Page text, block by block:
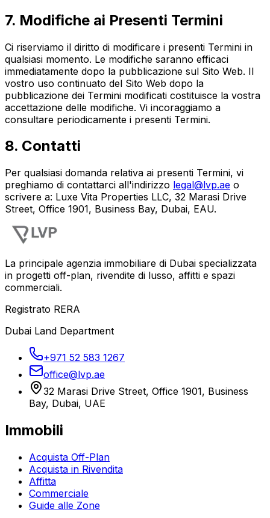
7. Modifiche ai Presenti Termini
Ci riserviamo il diritto di modificare i presenti Termini in
qualsiasi momento. Le modifiche saranno efficaci
immediatamente dopo la pubblicazione sul Sito Web. Il
vostro uso continuato del Sito Web dopo la
pubblicazione dei Termini modificati costituisce la vostra
accettazione delle modifiche. Vi incoraggiamo a
consultare periodicamente i presenti Termini.
8. Contatti
Per qualsiasi domanda relativa ai presenti Termini, vi
preghiamo di contattarci all'indirizzo legal@lvp.ae o
scrivere a: Luxe Vita Properties LLC, 32 Marasi Drive
Street, Office 1901, Business Bay, Dubai, EAU.
La principale agenzia immobiliare di Dubai specializzata
in progetti off-plan, rivendite di lusso, affitti e spazi
commerciali.
Registrato RERA
Dubai Land Department
+971 52 583 1267
office@lvp.ae
32 Marasi Drive Street, Office 1901, Business
Bay, Dubai, UAE
Immobili
Acquista Off-Plan
Acquista in Rivendita
Affitta
Commerciale
Guide alle Zone